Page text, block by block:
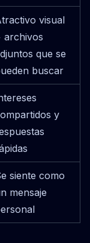
visual
archivos
que se
buscar
y
siente como
mensaje